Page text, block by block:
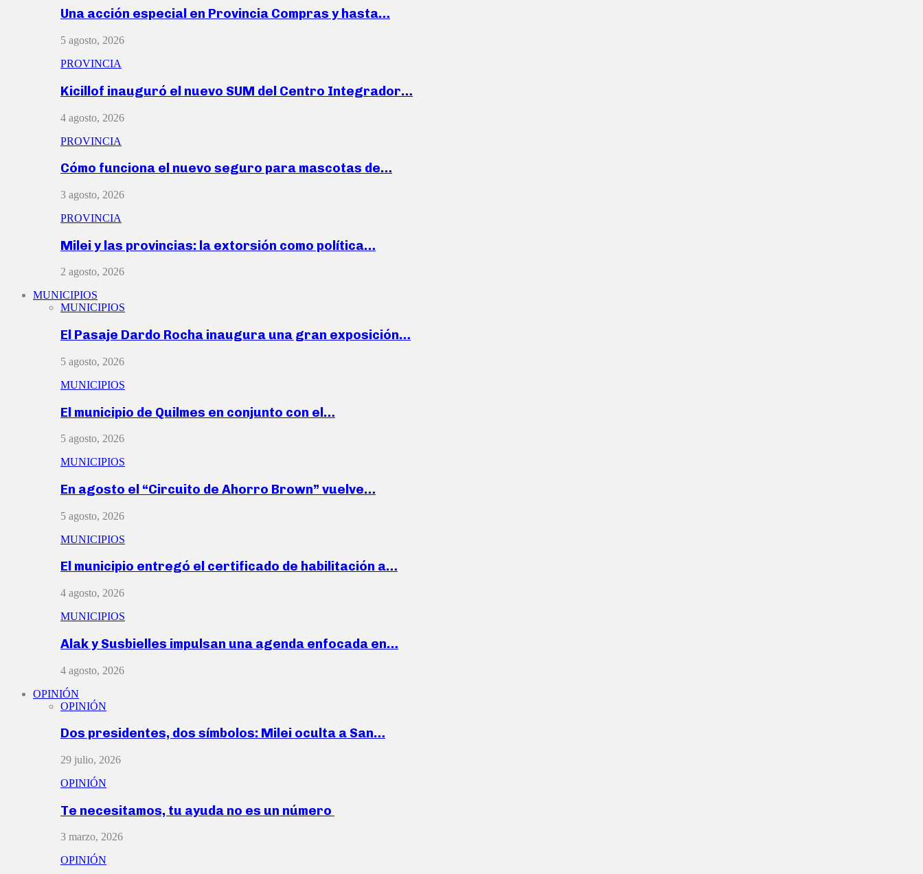
Una acción especial en Provincia Compras y hasta…
5 agosto, 2026
PROVINCIA
Kicillof inauguró el nuevo SUM del Centro Integrador…
4 agosto, 2026
PROVINCIA
Cómo funciona el nuevo seguro para mascotas de…
3 agosto, 2026
PROVINCIA
Milei y las provincias: la extorsión como política…
2 agosto, 2026
MUNICIPIOS
MUNICIPIOS
El Pasaje Dardo Rocha inaugura una gran exposición…
5 agosto, 2026
MUNICIPIOS
El municipio de Quilmes en conjunto con el…
5 agosto, 2026
MUNICIPIOS
En agosto el “Circuito de Ahorro Brown” vuelve…
5 agosto, 2026
MUNICIPIOS
El municipio entregó el certificado de habilitación a…
4 agosto, 2026
MUNICIPIOS
Alak y Susbielles impulsan una agenda enfocada en…
4 agosto, 2026
OPINIÓN
OPINIÓN
Dos presidentes, dos símbolos: Milei oculta a San…
29 julio, 2026
OPINIÓN
Te necesitamos, tu ayuda no es un número
3 marzo, 2026
OPINIÓN